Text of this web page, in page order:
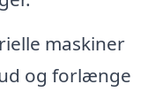
maskiner
og forlænge